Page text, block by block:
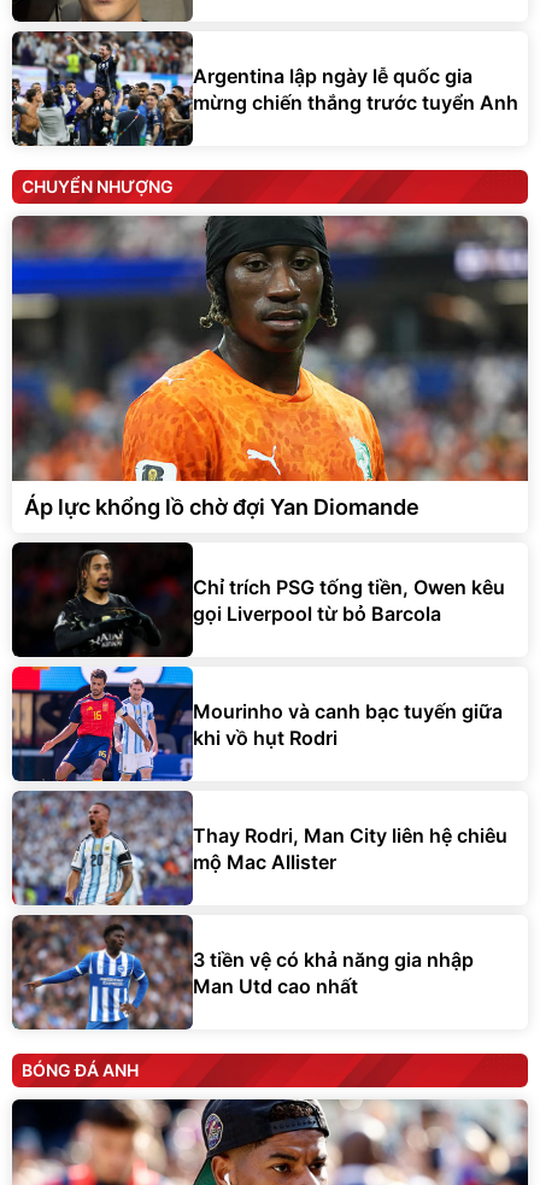
Argentina lập ngày lễ quốc gia
mừng chiến thắng trước tuyển Anh
CHUYỂN NHƯỢNG
Áp lực khổng lồ chờ đợi Yan Diomande
Chỉ trích PSG tống tiền, Owen kêu
gọi Liverpool từ bỏ Barcola
Mourinho và canh bạc tuyến giữa
khi vồ hụt Rodri
Thay Rodri, Man City liên hệ chiêu
mộ Mac Allister
3 tiền vệ có khả năng gia nhập
Man Utd cao nhất
BÓNG ĐÁ ANH